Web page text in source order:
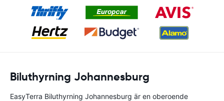
Biluthyrning Johannesburg
EasyTerra Biluthyrning Johannesburg är en oberoende